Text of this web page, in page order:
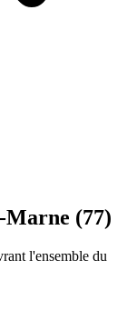
Marne (77)
l'ensemble du